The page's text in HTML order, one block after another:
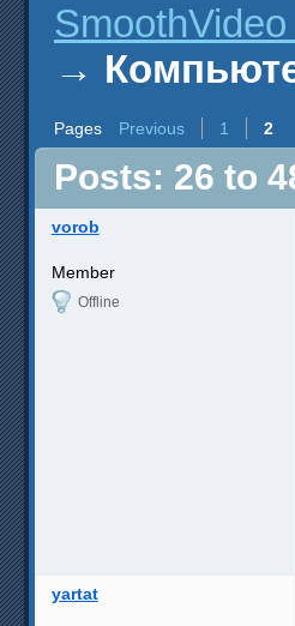
→
Pages Previous 1 2
Posts: 26 to
vorob
Member
Offline
yartat